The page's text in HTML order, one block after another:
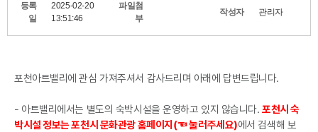
등록
일
2025-02-20
13:51:46
파일첨
부
작성자 관리자
포천아트밸리에 관심 가져주셔서 감사드리며 아래에 답변드립니다.
- 아트밸리에서는 별도의 숙박시설을 운영하고 있지 않습니다.포천시 숙
박시설 정보는포천시 문화관광 홈페이지 (☜ 눌러주세요)에서 검색해 보